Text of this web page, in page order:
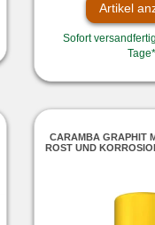
Artikel
Sofort
CARAMBA GRAPHIT
ROST UND